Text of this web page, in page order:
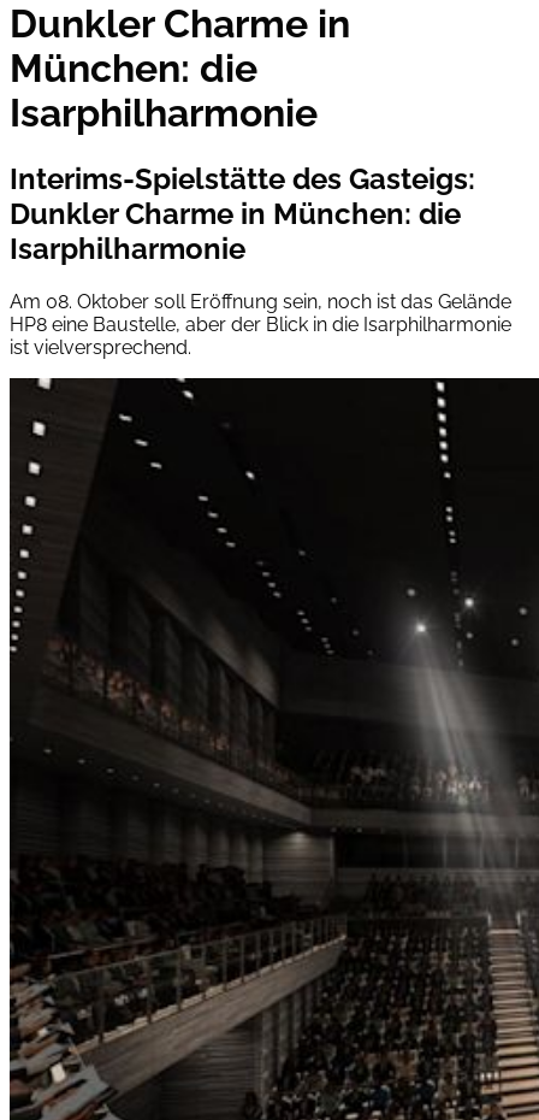
Dunkler Charme in
München: die
Isarphilharmonie
Interims-Spielstätte des Gasteigs:
Dunkler Charme in München: die
Isarphilharmonie
Am 08. Oktober soll Eröffnung sein, noch ist das Gelände
HP8 eine Baustelle, aber der Blick in die Isarphilharmonie
ist vielversprechend.